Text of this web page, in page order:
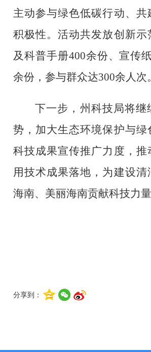
主动参与绿色低碳行动、共
积极性。活动共发放创新示
及科普手册400余份、宣传
余份，参与群众达300余人次
下一步 ，州科技局将
势，加大生态环境保护与绿
科技成果宣传推广力度，推
用技术成果落地，为建设清
海南、美丽海南贡献科技力量
分享到：